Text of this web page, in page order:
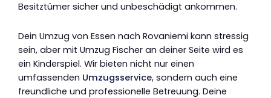
Besitztümer sicher und unbeschädigt ankommen.
Dein Umzug von Essen nach Rovaniemi kann stressig
sein, aber mit Umzug Fischer an deiner Seite wird es
ein Kinderspiel. Wir bieten nicht nur einen
umfassenden Umzugsservice, sondern auch eine
freundliche und professionelle Betreuung. Deine